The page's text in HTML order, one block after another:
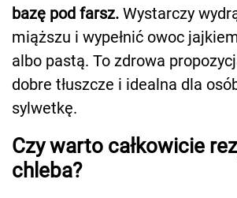
bazę pod farsz. Wystarczy
miąższu i wypełnić owoc
albo pastą. To zdrowa
dobre tłuszcze i idealna dla
sylwetkę.
Czy warto całkowicie
chleba?